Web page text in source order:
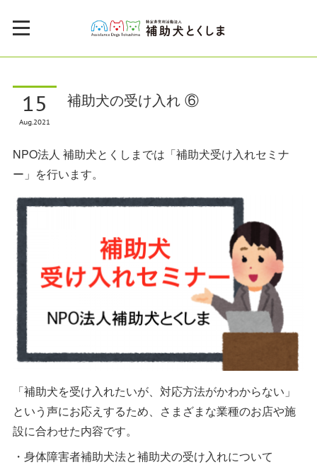
15
Aug2021
補助犬の受け入れ ⑥
NPO法人 補助犬とくしまでは「補助犬受け入れセミナ
ー」を行います。
「補助犬を受け入れたいが、対応方法がかわからない」
という声にお応えするため、さまざまな業種のお店や施
設に合わせた内容です。
・身体障害者補助犬法と補助犬の受け入れについて